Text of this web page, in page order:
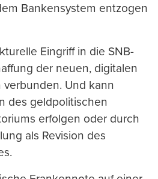
Bankensystem entzogen
Eingriff in die SNB-
der neuen, digitalen
verbunden. Und kann
des geldpolitischen
erfolgen oder durch
als Revision des